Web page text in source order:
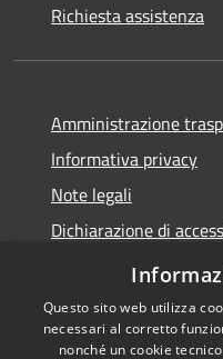
Richiesta assistenza
Amministrazione
Informativa privacy
Note legali
Dichiarazione di
Obiettivi di
Questo sito web utilizza
necessari al corretto
nonché un cookie